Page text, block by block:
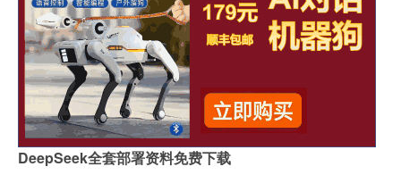
DeepSeek全套部署资料免费下载